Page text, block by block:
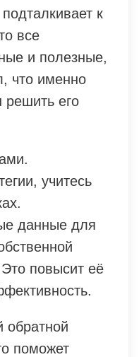
к
все
и полезные,
что именно
решить его
учитесь
данные для
повысит её
обратной
поможет